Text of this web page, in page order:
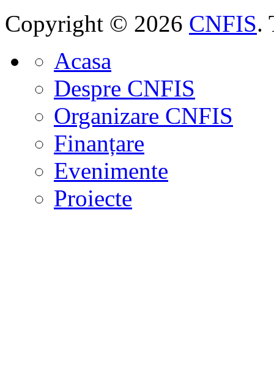
Copyright © 2026 CNFIS.
Acasa
Despre CNFIS
Organizare CNFIS
Finanțare
Evenimente
Proiecte